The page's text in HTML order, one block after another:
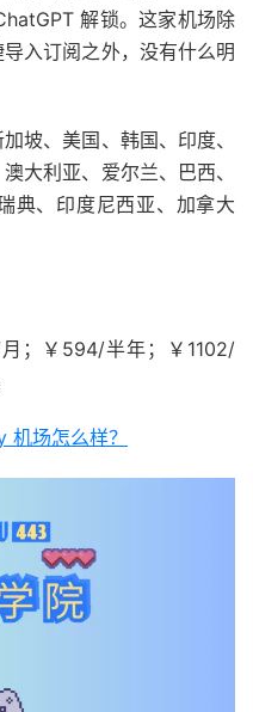
解锁。这家机场除
入订阅之外，没有什么明
坡、美国、韩国、印度、
大利亚、爱尔兰、巴西、
典、印度尼西亚、加拿大
；￥594/半年；￥1102/
机场怎么样？